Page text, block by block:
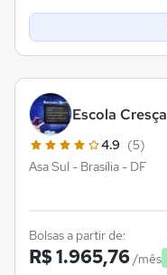
Escola Cresça
4.9 (5)
Asa Sul - Brasília - DF
Bolsas a partir de:
R$ 1.965,76/mês